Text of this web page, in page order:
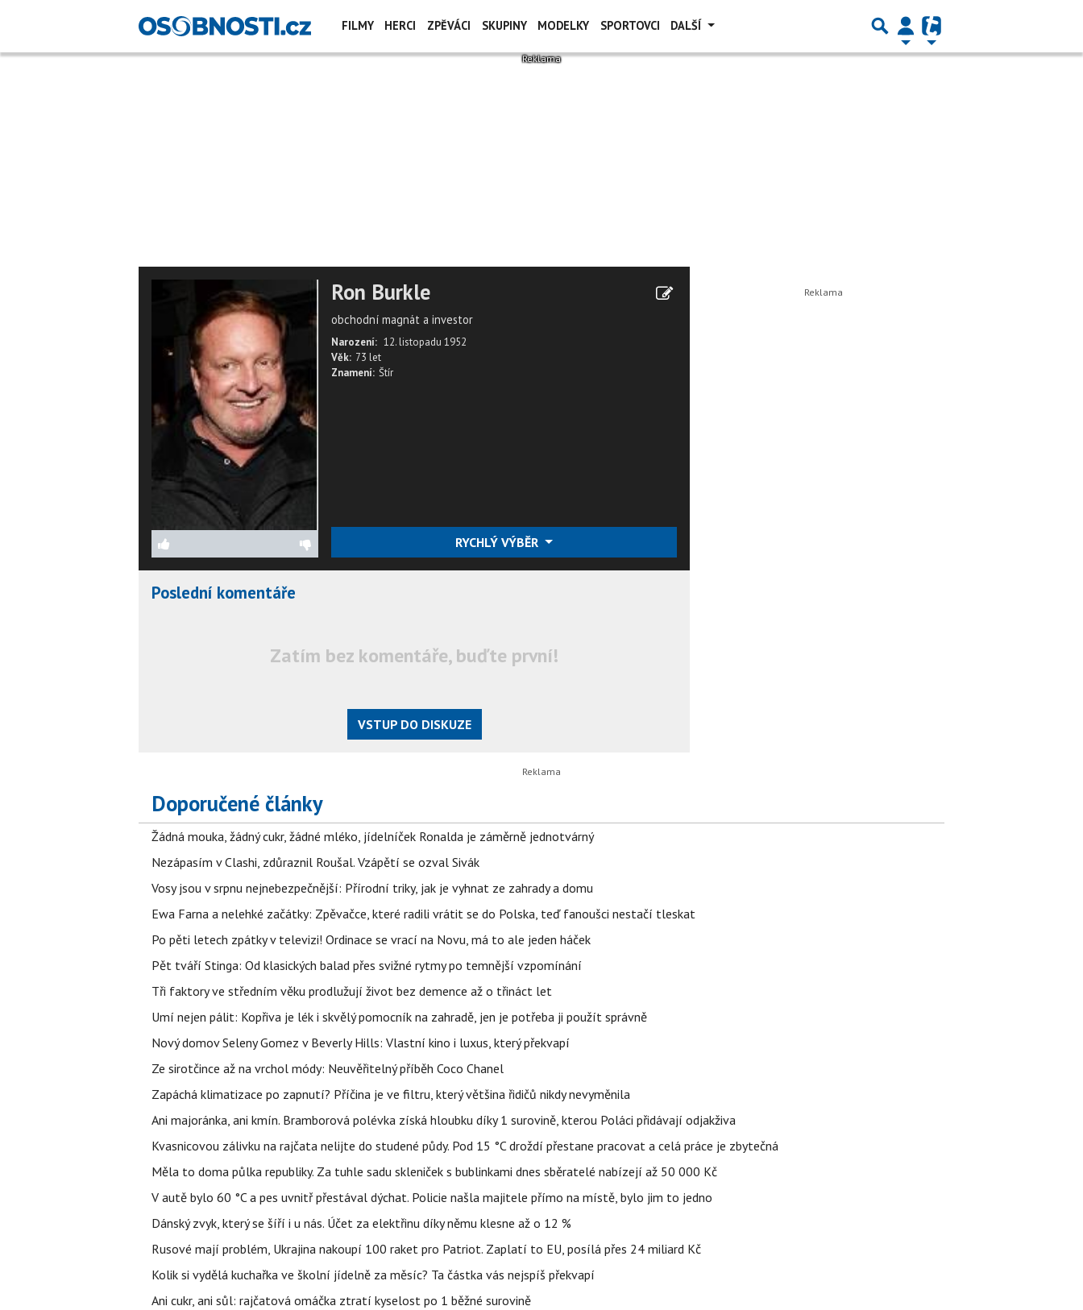
FILMY HERCI ZPĚVÁCI SKUPINY MODELKY SPORTOVCI DALŠÍ
Ron Burkle
obchodní magnát a investor
Narození: 12. listopadu 1952
Věk: 73 let
Znamení: Štír
RYCHLÝ VÝBĚR
Poslední komentáře
Zatím bez komentáře, buďte první!
VSTUP DO DISKUZE
Doporučené články
Žádná mouka, žádný cukr, žádné mléko, jídelníček Ronalda je záměrně jednotvárný
Nezápasím v Clashi, zdůraznil Roušal. Vzápětí se ozval Sivák
Vosy jsou v srpnu nejnebezpečnější: Přírodní triky, jak je vyhnat ze zahrady a domu
Ewa Farna a nelehké začátky: Zpěvačce, které radili vrátit se do Polska, teď fanoušci nestačí tleskat
Po pěti letech zpátky v televizi! Ordinace se vrací na Novu, má to ale jeden háček
Pět tváří Stinga: Od klasických balad přes svižné rytmy po temnější vzpomínání
Tři faktory ve středním věku prodlužují život bez demence až o třináct let
Umí nejen pálit: Kopřiva je lék i skvělý pomocník na zahradě, jen je potřeba ji použít správně
Nový domov Seleny Gomez v Beverly Hills: Vlastní kino i luxus, který překvapí
Ze sirotčince až na vrchol módy: Neuvěřitelný příběh Coco Chanel
Zapáchá klimatizace po zapnutí? Příčina je ve filtru, který většina řidičů nikdy nevyměnila
Ani majoránka, ani kmín. Bramborová polévka získá hloubku díky 1 surovině, kterou Poláci přidávají odjakživa
Kvasnicovou zálivku na rajčata nelijte do studené půdy. Pod 15 °C droždí přestane pracovat a celá práce je zbytečná
Měla to doma půlka republiky. Za tuhle sadu skleniček s bublinkami dnes sběratelé nabízejí až 50 000 Kč
V autě bylo 60 °C a pes uvnitř přestával dýchat. Policie našla majitele přímo na místě, bylo jim to jedno
Dánský zvyk, který se šíří i u nás. Účet za elektřinu díky němu klesne až o 12 %
Rusové mají problém, Ukrajina nakoupí 100 raket pro Patriot. Zaplatí to EU, posílá přes 24 miliard Kč
Kolik si vydělá kuchařka ve školní jídelně za měsíc? Ta částka vás nejspíš překvapí
Ani cukr, ani sůl: rajčatová omáčka ztratí kyselost po 1 běžné surovině